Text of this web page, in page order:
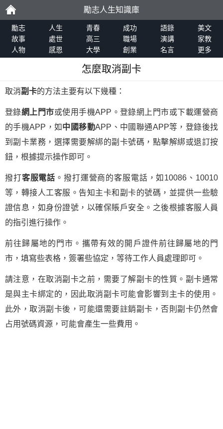
勵
志
勵志人生知識庫
勵志 人生 青春 成功 語錄
美文
故事
處世 高三 職場 演講
家教
人物
感恩 大學 創業 名言 更多
怎麼取消副卡
取消副卡的方法主要有以下幾種：
登錄網上門市或使用手機APP。登錄網上門市或下載運營商
的手機APP，如中國移動APP、中國聯通APP等，登錄後找
到副卡業務，選擇需要解綁的副卡號碼，點擊解綁或退訂按
鈕，根據提示操作即可。
撥打客服電話 。撥打運營商的客服電話，如10086、10010
等，轉接人工客服。告知主卡和副卡的號碼，並提供一些驗
證信息，如身份證號，以確保賬戶安全。之後根據客服人員
的指引進行操作。
前往歸屬地的門市。攜帶有效的開戶證件前往歸屬地的門
市，填寫些表格，簽署些協定，等待工作人員處理即可。
請注意，在取消副卡之前，需要了解副卡的性質。副卡通常
是與主卡綁定的，因此取消副卡可能會影響到主卡的使用。
此外，取消副卡後，可能還需要註銷副卡，否則副卡仍然會
占用號碼資源，可能會產生一些費用。